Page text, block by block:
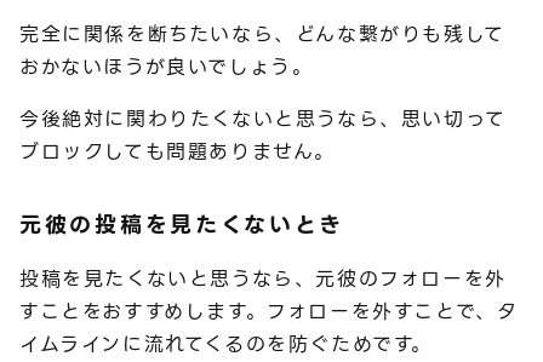
完全に関係を断ちたいなら、どんな繋がりも残して
おかないほうが良いでしょう。
今後絶対に関わりたくないと思うなら、思い切って
ブロックしても問題ありません。
元彼の投稿を見たくないとき
投稿を見たくないと思うなら、元彼のフォローを外
すことをおすすめします。フォローを外すことで、タ
イムラインに流れてくるのを防ぐためです。